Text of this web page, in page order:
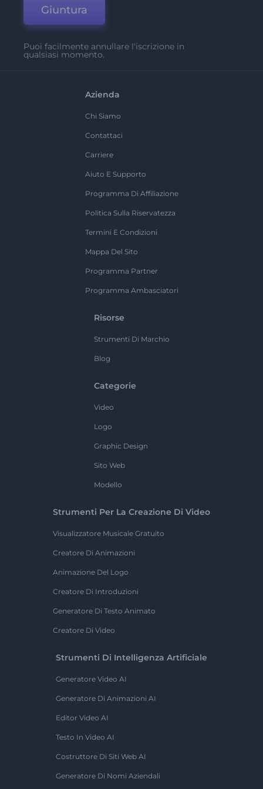
Giuntura
Puoi facilmente annullare l'iscrizione in
qualsiasi momento.
Azienda
Chi Siamo
Contattaci
Carriere
Aiuto E Supporto
Programma Di Affiliazione
Politica Sulla Riservatezza
Termini E Condizioni
Mappa Del Sito
Programma Partner
Programma Ambasciatori
Risorse
Strumenti Di Marchio
Blog
Categorie
Video
Logo
Graphic Design
Sito Web
Modello
Strumenti Per La Creazione Di Video
Visualizzatore Musicale Gratuito
Creatore Di Animazioni
Animazione Del Logo
Creatore Di Introduzioni
Generatore Di Testo Animato
Creatore Di Video
Strumenti Di Intelligenza Artificiale
Generatore Video AI
Generatore Di Animazioni AI
Editor Video AI
Testo In Video AI
Costruttore Di Siti Web AI
Generatore Di Nomi Aziendali